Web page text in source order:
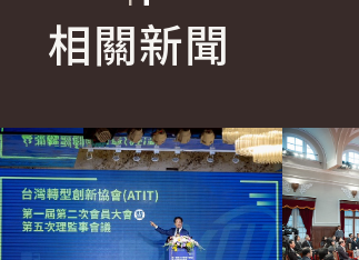
相關新聞
內容 詳細內容